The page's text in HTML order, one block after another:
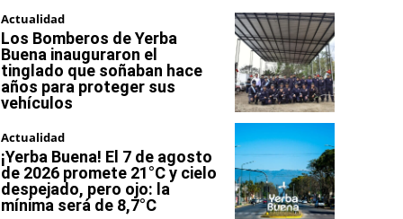
Actualidad
Los Bomberos de Yerba
Buena inauguraron el
tinglado que soñaban hace
años para proteger sus
vehículos
Actualidad
¡Yerba Buena! El 7 de agosto
de 2026 promete 21°C y cielo
despejado, pero ojo: la
mínima será de 8,7°C